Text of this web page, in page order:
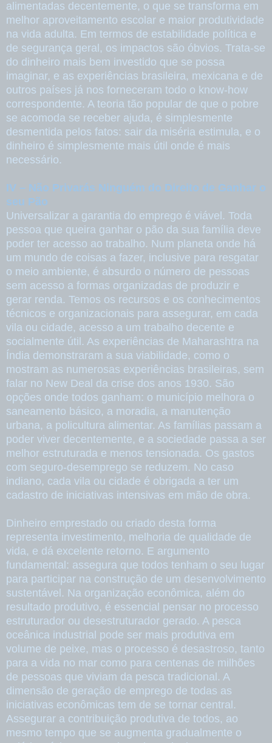
alimentadas decentemente, o que se transforma em
melhor aproveitamento escolar e maior produtividade
na vida adulta. Em termos de estabilidade política e
de segurança geral, os impactos são óbvios. Trata-se
do dinheiro mais bem investido que se possa
imaginar, e as experiências brasileira, mexicana e de
outros países já nos forneceram todo o know-how
correspondente. A teoria tão popular de que o pobre
se acomoda se receber ajuda, é simplesmente
desmentida pelos fatos: sair da miséria estimula, e o
dinheiro é simplesmente mais útil onde é mais
necessário.
IV – Não Privarás Ninguém do Direito de Ganhar o
seu Pão
Universalizar a garantia do emprego é viável. Toda
pessoa que queira ganhar o pão da sua família deve
poder ter acesso ao trabalho. Num planeta onde há
um mundo de coisas a fazer, inclusive para resgatar
o meio ambiente, é absurdo o número de pessoas
sem acesso a formas organizadas de produzir e
gerar renda. Temos os recursos e os conhecimentos
técnicos e organizacionais para assegurar, em cada
vila ou cidade, acesso a um trabalho decente e
socialmente útil. As experiências de Maharashtra na
Índia demonstraram a sua viabilidade, como o
mostram as numerosas experiências brasileiras, sem
falar no New Deal da crise dos anos 1930. São
opções onde todos ganham: o município melhora o
saneamento básico, a moradia, a manutenção
urbana, a policultura alimentar. As famílias passam a
poder viver decentemente, e a sociedade passa a ser
melhor estruturada e menos tensionada. Os gastos
com seguro-desemprego se reduzem. No caso
indiano, cada vila ou cidade é obrigada a ter um
cadastro de iniciativas intensivas em mão de obra.
Dinheiro emprestado ou criado desta forma
representa investimento, melhoria de qualidade de
vida, e dá excelente retorno. E argumento
fundamental: assegura que todos tenham o seu lugar
para participar na construção de um desenvolvimento
sustentável. Na organização econômica, além do
resultado produtivo, é essencial pensar no processo
estruturador ou desestruturador gerado. A pesca
oceânica industrial pode ser mais produtiva em
volume de peixe, mas o processo é desastroso, tanto
para a vida no mar como para centenas de milhões
de pessoas que viviam da pesca tradicional. A
dimensão de geração de emprego de todas as
iniciativas econômicas tem de se tornar central.
Assegurar a contribuição produtiva de todos, ao
mesmo tempo que se augmenta gradualmente o